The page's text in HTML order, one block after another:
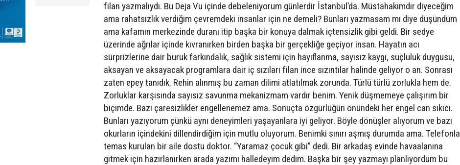
filan yazmalıydı. Bu Deja Vu içinde debeleniyorum günlerdir İstanbul’da. Müstahakımdır diyeceğim
ama rahatsızlık verdiğim çevremdeki insanlar için ne demeli? Bunları yazmasam mı diye düşündüm
ama kafamın merkezinde duranı itip başka bir konuya dalmak içtensizlik gibi geldi. Bir sedye
üzerinde ağrılar içinde kıvranırken birden başka bir gerçekliğe geçiyor insan. Hayatın acı
sürprizlerine dair buruk farkındalık, sağlık sistemi için hayıflanma, sayısız kaygı, suçluluk duygusu,
aksayan ve aksayacak programlara dair iç sızıları filan ince sızıntılar halinde geliyor o an. Sonrası
zaten epey tanıdık. Rehin alınmış bu zaman dilimi atlatılmak zorunda. Türlü türlü zorlukla hem de.
Zorluklar karşısında sayısız savunma mekanizmam vardır benim. Yenik düşmemeye çalışırım bir
biçimde. Bazı çaresizlikler engellenemez ama. Sonuçta özgürlüğün önündeki her engel can sıkıcı.
Bunları yazıyorum çünkü aynı deneyimleri yaşayanlara iyi geliyor. Böyle dönüşler alıyorum ve bazı
okurların içindekini dillendirdiğim için mutlu oluyorum. Benimki sınırı aşmış durumda ama. Telefonla
temas kurulan bir aile dostu doktor. “Yaramaz çocuk gibi” dedi. Bir arkadaş evinde havaalanına
gitmek için hazırlanırken arada yazımı halledeyim dedim. Başka bir şey yazmayı planlıyordum bu